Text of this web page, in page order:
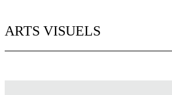
ARTS VISUELS